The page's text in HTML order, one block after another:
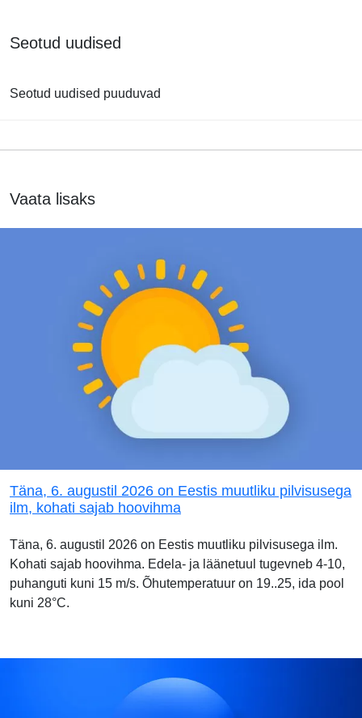
Seotud uudised
Seotud uudised puuduvad
Vaata lisaks
Täna, 6. augustil 2026 on Eestis muutliku pilvisusega
ilm, kohati sajab hoovihma
Täna, 6. augustil 2026 on Eestis muutliku pilvisusega ilm.
Kohati sajab hoovihma. Edela- ja läänetuul tugevneb 4-10,
puhanguti kuni 15 m/s. Õhutemperatuur on 19..25, ida pool
kuni 28°C.